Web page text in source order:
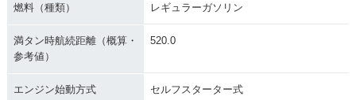
燃料（種類） レギュラーガソリン
満タン時航続距離（概算・
参考値）
520.0
エンジン始動方式 セルフスターター式